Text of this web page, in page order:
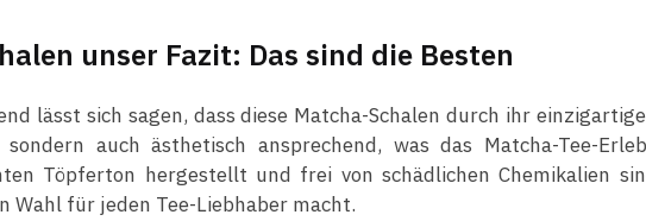
unser Fazit: Das sind die Besten
lässt sich sagen, dass diese Matcha-Schalen durch ihr
auch ästhetisch ansprechend, was das Matcha-Tee-
Töpferton hergestellt und frei von schädlichen Chemikalien
Wahl für jeden Tee-Liebhaber macht.